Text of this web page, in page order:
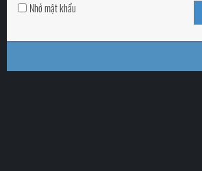
Nhớ mật khẩu